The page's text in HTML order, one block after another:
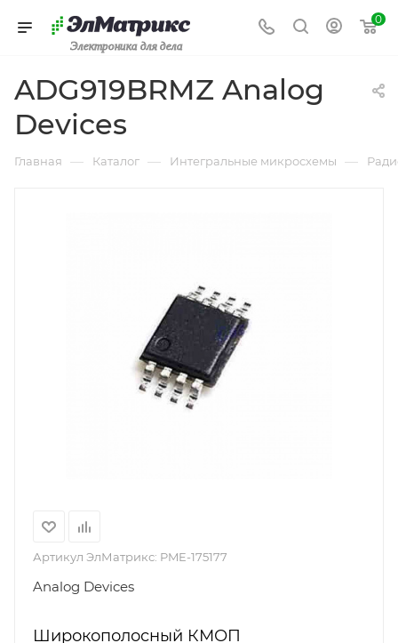
Электроника для дела
0
ADG919BRMZ Analog
Devices
Главная — Каталог — Интегральные микросхемы —
Артикул ЭлМатрикс: PME-175177
Analog Devices
Широкополосный КМОП